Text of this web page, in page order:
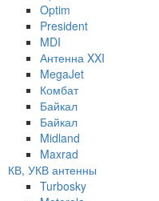
Optim
President
MDI
Антенна XXI
MegaJet
Комбат
Байкал
Байкал
Midland
Maxrad
КВ, УКВ антенны
Turbosky